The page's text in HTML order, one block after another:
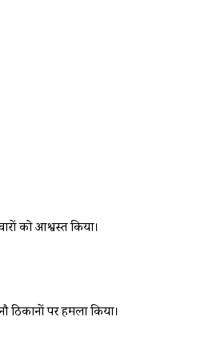
को आश्वस्त किया।
पर हमला किया।